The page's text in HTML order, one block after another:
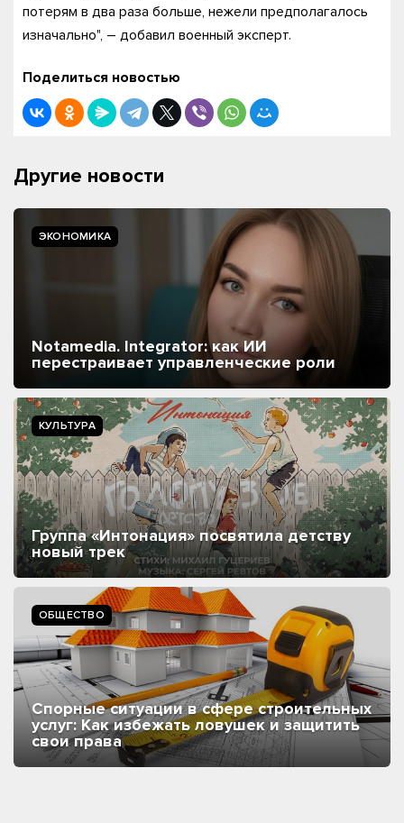
потерям в два раза больше, нежели предполагалось
изначально", – добавил военный эксперт.
Поделиться новостью
Другие новости
ЭКОНОМИКА
Notamedia. Integrator: как ИИ
перестраивает управленческие роли
КУЛЬТУРА
Группа «Интонация» посвятила детству
новый трек
ОБЩЕСТВО
Спорные ситуации в сфере строительных
услуг: Как избежать ловушек и защитить
свои права